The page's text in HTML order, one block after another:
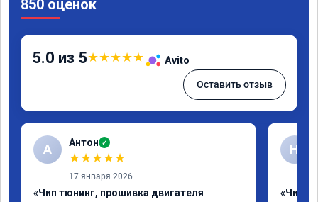
850 оценок
5.0 из 5★★★★★ Avito
Оставить отзыв
А Антон ✓
★★★★★
17 января 2026
«Чип тюнинг, прошивка двигателя
Н
«Чип